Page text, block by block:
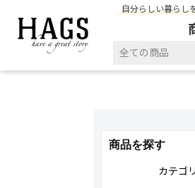
自分らしい暮らし
全ての商品
商品を探す
カテゴリ